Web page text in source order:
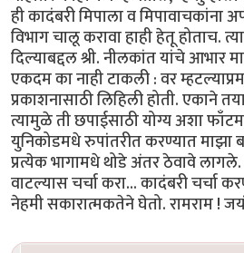
ही कादंबरी मिपाला व मिपावाचकांना
विभाग चालू करावा हाही हेतू होताच.
दिल्याबद्दल श्री. नीलकांत यांचे आभार
एकदम का नाही टाकली : वर
प्रकाशनासाठी लिहिली होती. एकाने
त्यामुळे ती छपाईसाठी योग्य अशा
युनिकोडमधे रुपांतरीत करण्यात माझा
प्रत्येक भागामधे थोडे अंतर ठेवावे लागले.
वाटल्यास चर्चा करा... कादंबरी चर्चा
नेहमी सकारात्मकतेने घेतो. रामराम !